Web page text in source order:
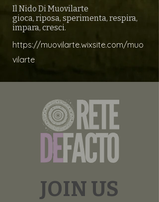
Il Nido Di Muovilarte
gioca, riposa, sperimenta, respira,
impara, cresci.
https://muovilarte.wixsite.com/muo
vilarte
JOIN US